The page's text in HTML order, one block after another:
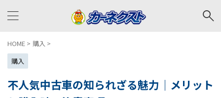
HOME > 購入 >
購入
不人気中古車の知られざる魅力｜メリット